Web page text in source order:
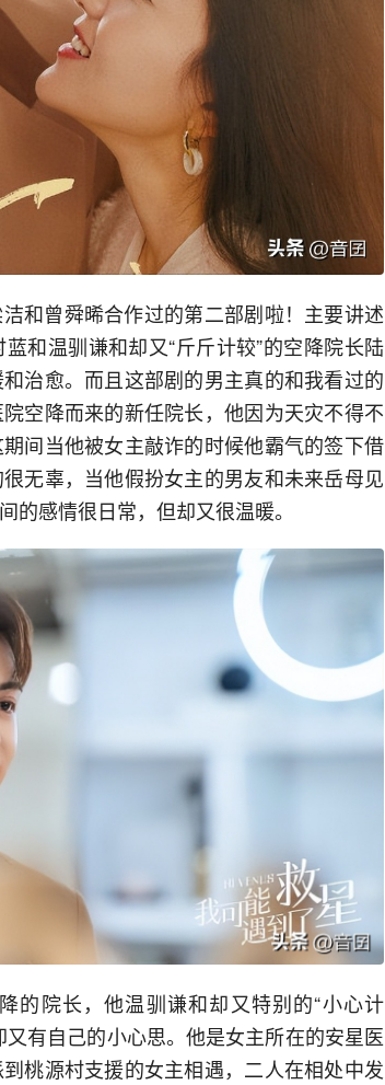
和曾舜晞合作过的第二部剧啦！主要讲述
和温驯谦和却又“斤斤计较”的空降院长陆
治愈。而且这部剧的男主真的和我看过的
空降而来的新任院长，他因为天灾不得不
间当他被女主敲诈的时候他霸气的签下借
无辜，当他假扮女主的男友和未来岳母见
的感情很日常，但却又很温暖。
的院长，他温驯谦和却又特别的“小心计
有自己的小心思。他是女主所在的安星医
桃源村支援的女主相遇，二人在相处中发